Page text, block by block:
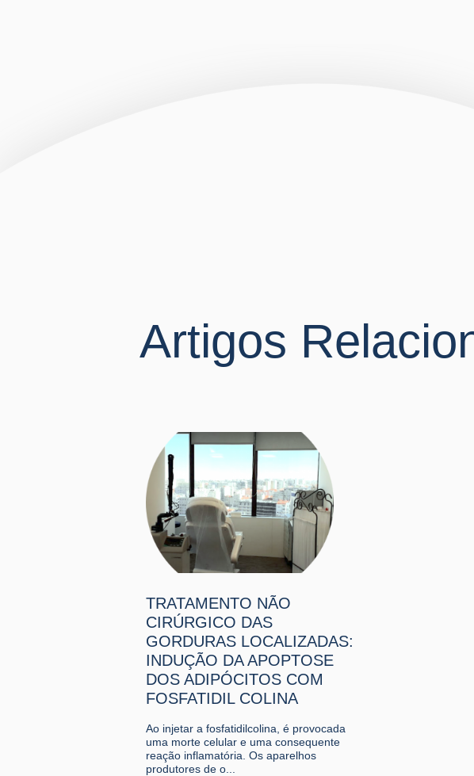
Artigos
TRATAMENTO NÃO
CIRÚRGICO DAS
GORDURAS LOCALIZADAS:
INDUÇÃO DA APOPTOSE
DOS ADIPÓCITOS COM
FOSFATIDIL COLINA
Ao injetar a fosfatidilcolina, é provocada
uma morte celular e uma consequente
reação inflamatória. Os aparelhos
produtores de o...